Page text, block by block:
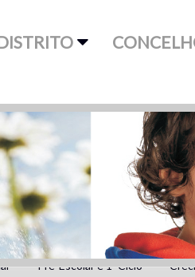
Pré-Escolar e 1º Ciclo